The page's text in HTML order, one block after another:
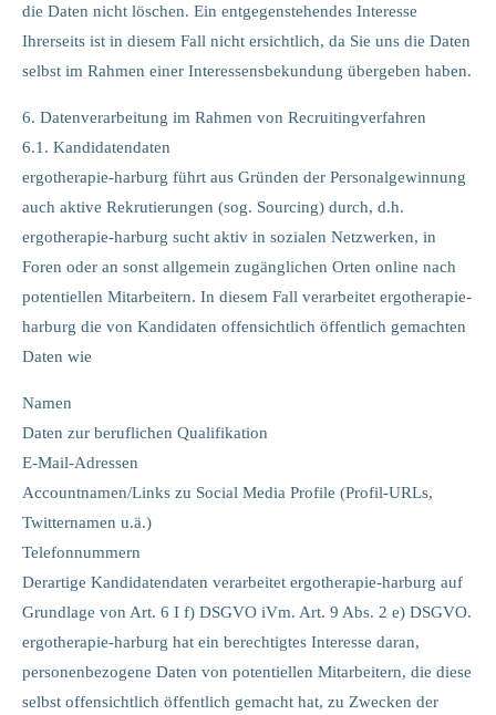
die Daten nicht löschen. Ein entgegenstehendes Interesse
Ihrerseits ist in diesem Fall nicht ersichtlich, da Sie uns die Daten
selbst im Rahmen einer Interessensbekundung übergeben haben.
6. Datenverarbeitung im Rahmen von Recruitingverfahren
6.1. Kandidatendaten
ergotherapie-harburg führt aus Gründen der Personalgewinnung
auch aktive Rekrutierungen (sog. Sourcing) durch, d.h.
ergotherapie-harburg sucht aktiv in sozialen Netzwerken, in
Foren oder an sonst allgemein zugänglichen Orten online nach
potentiellen Mitarbeitern. In diesem Fall verarbeitet ergotherapie-
harburg die von Kandidaten offensichtlich öffentlich gemachten
Daten wie
Namen
Daten zur beruflichen Qualifikation
E-Mail-Adressen
Accountnamen/Links zu Social Media Profile (Profil-URLs,
Twitternamen u.ä.)
Telefonnummern
Derartige Kandidatendaten verarbeitet ergotherapie-harburg auf
Grundlage von Art. 6 I f) DSGVO iVm. Art. 9 Abs. 2 e) DSGVO.
ergotherapie-harburg hat ein berechtigtes Interesse daran,
personenbezogene Daten von potentiellen Mitarbeitern, die diese
selbst offensichtlich öffentlich gemacht hat, zu Zwecken der